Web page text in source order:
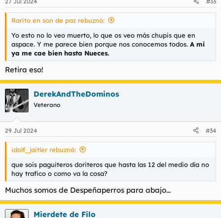
Rarito en son de paz rebuznó:
Yo esto no lo veo muerto, lo que os veo más chupis que en
aspace. Y me parece bien porque nos conocemos todos. A mi
ya me cae bien hasta Nueces.
Retira eso!
DerekAndTheDominos
Veterano
29 Jul 2024 #34
idolf_jaitler rebuznó:
que sois paguiteros doriteros que hasta las 12 del medio día no
hay trafico o como va la cosa?
Muchos somos de Despeñaperros para abajo...
Mierdete de Filo